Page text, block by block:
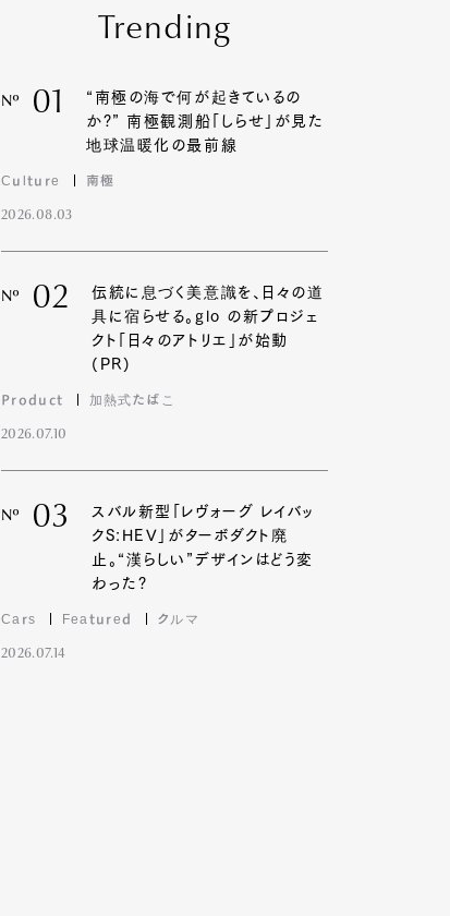
Trending
Nº 01
“南極の海で何が起きているの
か?” 南極観測船「しらせ」が見た
地球温暖化の最前線
Culture 南極
2026.08.03
Nº 02
伝統に息づく美意識を、日々の道
具に宿らせる。glo の新プロジェ
クト「日々のアトリエ」が始動
(PR)
Product 加熱式たばこ
2026.07.10
Nº 03
スバル新型「レヴォーグ レイバッ
クS:HEV」がターボダクト廃
止。“漢らしい”デザインはどう変
わった?
Cars Featured クルマ
2026.07.14